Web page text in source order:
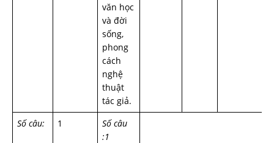
văn học
và đời
sống,
phong
cách
nghệ
thuật
tác giả.
Số câu: 1
Số câu
:1